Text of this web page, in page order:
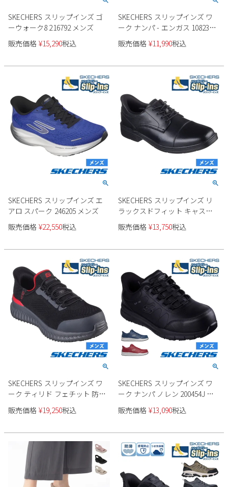
SKECHERS スリップインズ ゴ
ーウォーク8 216792 メンズ
販売価格 ¥15,290税込
SKECHERS スリップインズ ワ
ーク ナンパ - エンガス 108235
レディース
販売価格 ¥11,990税込
SKECHERS スリップインズ エ
アロ スパーク 246205 メンズ
販売価格 ¥22,550税込
SKECHERS スリップインズ リ
ラックスドフィット キャスウ
ェル - カプリン 205486 メンズ
販売価格 ¥13,750税込
SKECHERS スリップインズ ワ
ーク ティリド フェチット 防滑
性 200206WJ
販売価格 ¥19,250税込
SKECHERS スリップインズ ワ
ーク ナンパ ノレン 200454J メ
ンズ
販売価格 ¥13,090税込